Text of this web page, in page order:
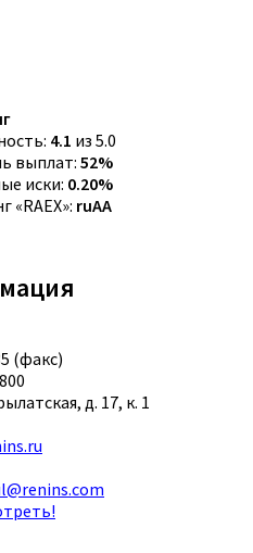
4.1 из 5.0
выплат: 52%
иски: 0.20%
«RAEX»: ruAA
(факс)
д. 17, к. 1